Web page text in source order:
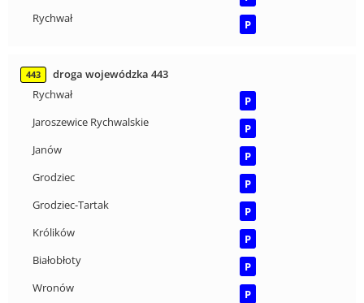
Rychwał
P
443
droga wojewódzka 443
Rychwał
P
Jaroszewice Rychwalskie
P
Janów
P
Grodziec
P
Grodziec-Tartak
P
Królików
P
Białobłoty
P
Wronów
P